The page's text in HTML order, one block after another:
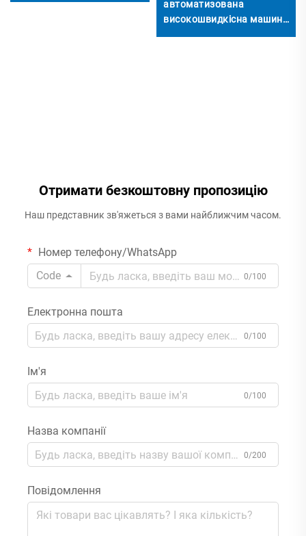
автоматизована
високошвидкісна машина
Отримати безкоштовну пропозицію
Наш представник зв'яжеться з вами найближчим часом.
Номер телефону/WhatsApp
Code
0/100
Електронна пошта
0/100
Ім'я
0/100
Назва компанії
0/200
Повідомлення